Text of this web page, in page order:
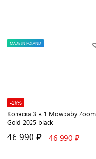
MADE IN POLAND
-26%
Коляска 3 в 1 Mowbaby Zoom
Gold 2025 black
46 990 ₽ 46 990 ₽